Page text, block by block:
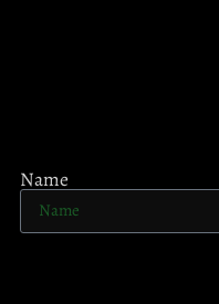
Name